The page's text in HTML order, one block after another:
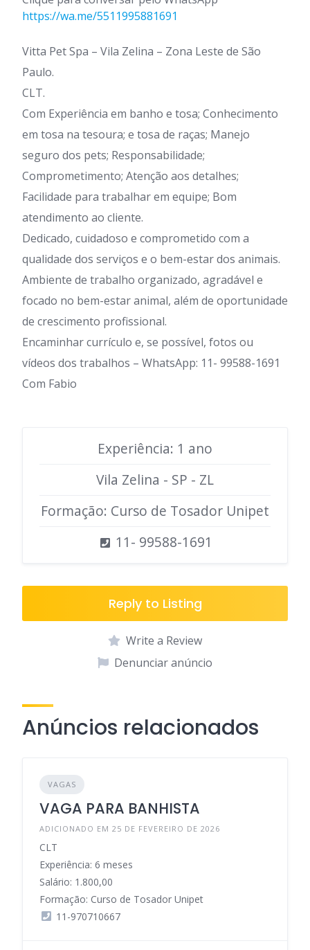
https://wa.me/5511995881691
Vitta Pet Spa – Vila Zelina – Zona Leste de São
Paulo.
CLT.
Com Experiência em banho e tosa; Conhecimento
em tosa na tesoura; e tosa de raças; Manejo
seguro dos pets; Responsabilidade;
Comprometimento; Atenção aos detalhes;
Facilidade para trabalhar em equipe; Bom
atendimento ao cliente.
Dedicado, cuidadoso e comprometido com a
qualidade dos serviços e o bem-estar dos animais.
Ambiente de trabalho organizado, agradável e
focado no bem-estar animal, além de oportunidade
de crescimento profissional.
Encaminhar currículo e, se possível, fotos ou
vídeos dos trabalhos – WhatsApp: 11- 99588-1691
Com Fabio
Experiência: 1 ano
Vila Zelina - SP - ZL
Formação: Curso de Tosador Unipet
11- 99588-1691
Reply to Listing
Write a Review
Denunciar anúncio
Anúncios relacionados
VAGAS
VAGA PARA BANHISTA
ADICIONADO EM 25 DE FEVEREIRO DE 2026
CLT
Experiência: 6 meses
Salário: 1.800,00
Formação: Curso de Tosador Unipet
11-970710667